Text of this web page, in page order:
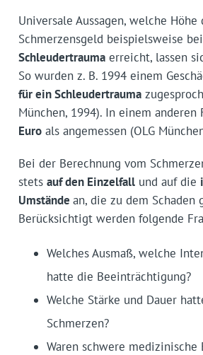
Universale Aussagen, welche Höhe
Schmerzensgeld beispielsweise
Schleudertraumaerreicht, lassen
So wurden z. B. 1994 einem
für ein Schleudertrauma
München, 1994). In einem anderen
Euroals angemessen (OLG
Bei der Berechnung vom
stets auf den Einzelfallund auf die
Umstände an, die zu dem Schaden
Berücksichtigt werden folgende
Welches Ausmaß, welche
hatte die Beeinträchtigung?
Welche Stärke und Dauer
Schmerzen?
Waren schwere medizinische